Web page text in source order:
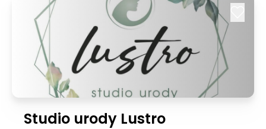
Studio urody Lustro